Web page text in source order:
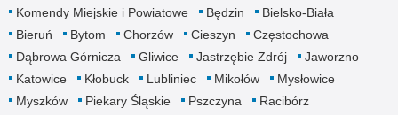
Komendy Miejskie i Powiatowe Będzin
Bielsko-Biała
Bieruń
Bytom Chorzów Cieszyn
Częstochowa
Dąbrowa Górnicza
Gliwice Jastrzębie Zdrój
Jaworzno
Katowice
Kłobuck Lubliniec Mikołów
Mysłowice
Myszków
Piekary Śląskie Pszczyna
Racibórz